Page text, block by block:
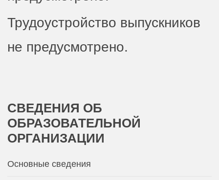
Трудоустройство выпускников
не предусмотрено.
СВЕДЕНИЯ ОБ
ОБРАЗОВАТЕЛЬНОЙ
ОРГАНИЗАЦИИ
Основные сведения